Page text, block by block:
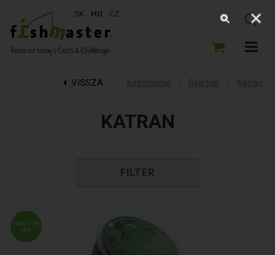
SK HU CZ
VISSZA Kezdőoldal Gyártók Katran
KATRAN
FILTER
FMASTER
ÁR